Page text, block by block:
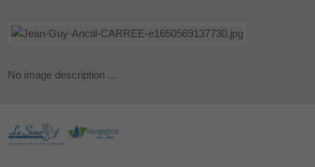
No image description ...